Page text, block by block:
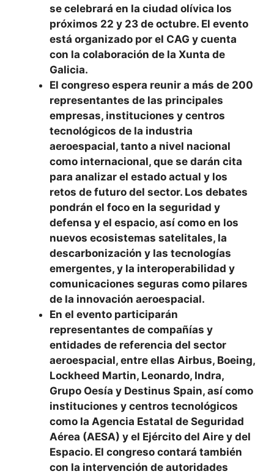
se celebrará en la ciudad olívica los
próximos 22 y 23 de octubre. El evento
está organizado por el CAG y cuenta
con la colaboración de la Xunta de
Galicia.
El congreso espera reunir a más de 200
representantes de las principales
empresas, instituciones y centros
tecnológicos de la industria
aeroespacial, tanto a nivel nacional
como internacional, que se darán cita
para analizar el estado actual y los
retos de futuro del sector. Los debates
pondrán el foco en la seguridad y
defensa y el espacio, así como en los
nuevos ecosistemas satelitales, la
descarbonización y las tecnologías
emergentes, y la interoperabilidad y
comunicaciones seguras como pilares
de la innovación aeroespacial.
En el evento participarán
representantes de compañías y
entidades de referencia del sector
aeroespacial, entre ellas Airbus, Boeing,
Lockheed Martin, Leonardo, Indra,
Grupo Oesía y Destinus Spain, así como
instituciones y centros tecnológicos
como la Agencia Estatal de Seguridad
Aérea (AESA) y el Ejército del Aire y del
Espacio. El congreso contará también
con la intervención de autoridades